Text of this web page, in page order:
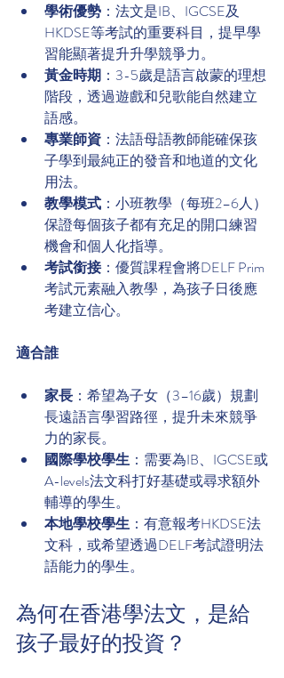
學術優勢 ：法文是IB、IGCSE及
HKDSE等考試的重要科目，提早學
習能顯著提升升學競爭力。
黃金時期 ：3-5歲是語言啟蒙的理想
階段，透過遊戲和兒歌能自然建立
語感。
專業師資 ：法語母語教師能確保孩
子學到最純正的發音和地道的文化
用法。
教學模式 ：小班教學（每班2–6人）
保證每個孩子都有充足的開口練習
機會和個人化指導。
考試銜接：優質課程會將DELF Prim
考試元素融入教學，為孩子日後應
考建立信心。
適合誰
家長 ：希望為子女（3–16歲）規劃
長遠語言學習路徑，提升未來競爭
力的家長。
國際學校學生 ：需要為IB、IGCSE或
A-levels法文科打好基礎或尋求額外
輔導的學生。
本地學校學生 ：有意報考HKDSE法
文科，或希望透過DELF考試證明法
語能力的學生。
為何在香港學法文，是給
孩子最好的投資？